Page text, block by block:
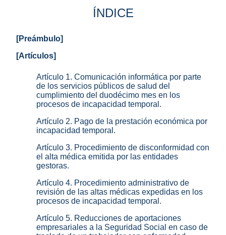
ÍNDICE
[Preámbulo]
[Artículos]
Artículo 1. Comunicación informática por parte
de los servicios públicos de salud del
cumplimiento del duodécimo mes en los
procesos de incapacidad temporal.
Artículo 2. Pago de la prestación económica por
incapacidad temporal.
Artículo 3. Procedimiento de disconformidad con
el alta médica emitida por las entidades
gestoras.
Artículo 4. Procedimiento administrativo de
revisión de las altas médicas expedidas en los
procesos de incapacidad temporal.
Artículo 5. Reducciones de aportaciones
empresariales a la Seguridad Social en caso de